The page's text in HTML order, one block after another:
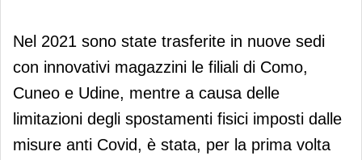
Nel 2021 sono state trasferite in nuove sedi
con innovativi magazzini le filiali di Como,
Cuneo e Udine, mentre a causa delle
limitazioni degli spostamenti fisici imposti dalle
misure anti Covid, è stata, per la prima volta